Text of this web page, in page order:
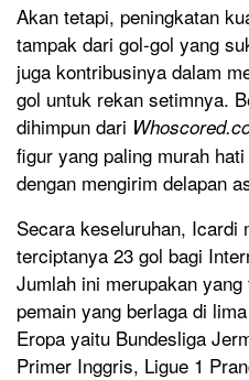
Akan tetapi, peningkatan
tampak dari gol-gol yang
juga kontribusinya dalam
gol untuk rekan setimnya.
dihimpun dari
figur yang paling murah
dengan mengirim delapan
Secara keseluruhan, Icardi
terciptanya 23 gol bagi
Jumlah ini merupakan
pemain yang berlaga di
Eropa yaitu Bundesliga
Primer Inggris, Ligue 1